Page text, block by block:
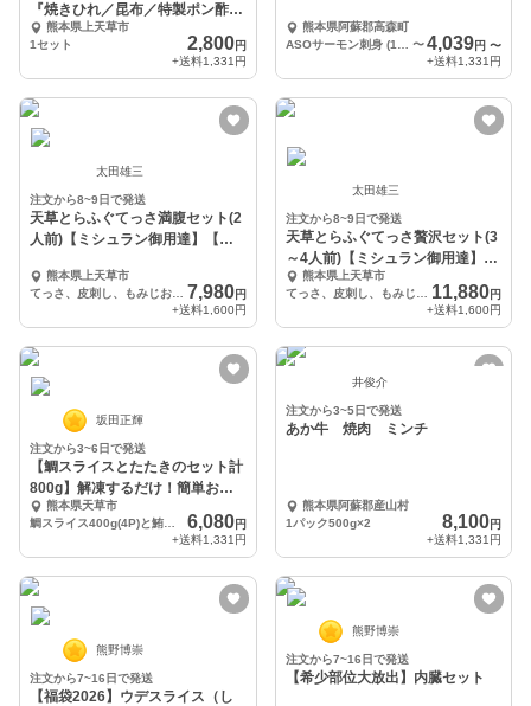
『焼きひれ／昆布／特製ポン酢／
もみじおろし付き』
熊本県上天草市
1セット
2,800円
+送料1,331円
熊本県阿蘇郡高森町
〜4,039円 〜
+送料1,331円
太田雄三
注文から8~9日で発送
天草とらふぐてっさ満腹セット(2
人前)【ミシュラン御用達】【伊
熊本県上天草市
7,980円
+送料1,600円
太田雄三
注文から8~9日で発送
天草とらふぐてっさ贅沢セット(3
～4人前)【ミシュラン御用達】
【伊勢神宮奉納】
熊本県上天草市
11,880円
+送料1,600円
坂田正輝
注文から3~6日で発送
【鯛スライスとたたきのセット計
800g】解凍するだけ！簡単お刺
身♪熊本県天草市
6,080円
+送料1,331円
井俊介
注文から3~5日で発送
あか牛 焼肉 ミンチ
熊本県阿蘇郡産山村
1パック500g×2
8,100円
+送料1,331円
熊野博崇
注文から7~16日で発送
【福袋2026】ウデスライス（し
熊野博崇
注文から7~16日で発送
【希少部位大放出】内臓セット